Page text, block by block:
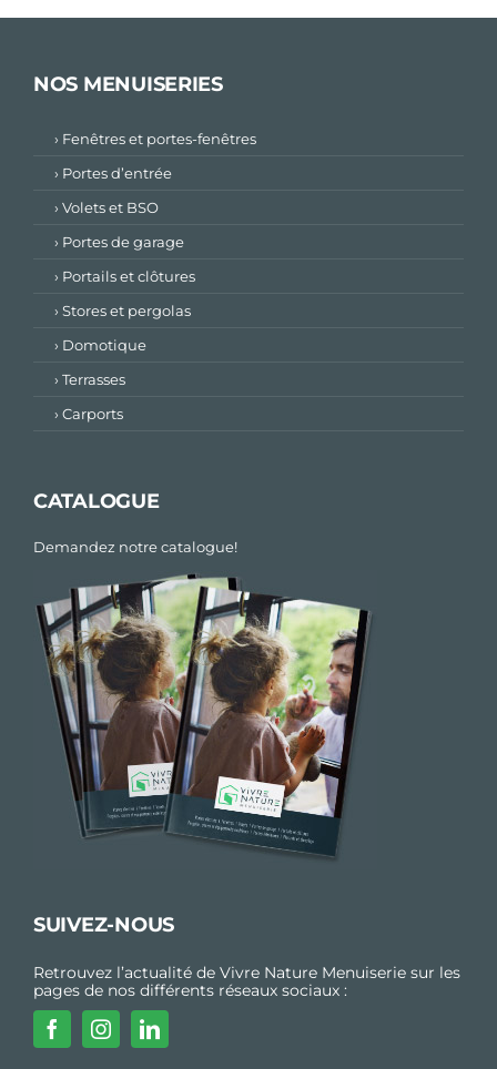
NOS MENUISERIES
› Fenêtres et portes-fenêtres
› Portes d’entrée
› Volets et BSO
› Portes de garage
› Portails et clôtures
› Stores et pergolas
› Domotique
› Terrasses
› Carports
CATALOGUE
Demandez notre catalogue!
SUIVEZ-NOUS
Retrouvez l’actualité de Vivre Nature Menuiserie sur les
pages de nos différents réseaux sociaux :